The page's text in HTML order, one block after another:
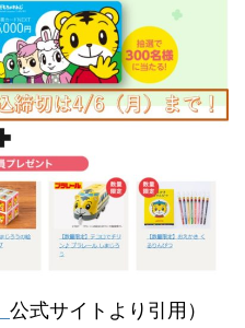
公式サイトより引用 ）